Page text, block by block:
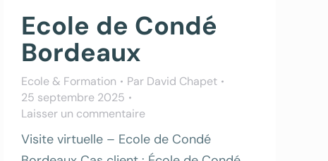
Ecole de Condé
Bordeaux
Ecole & Formation Par David Chapet
25 septembre 2025
Laisser un commentaire
Visite virtuelle – Ecole de Condé